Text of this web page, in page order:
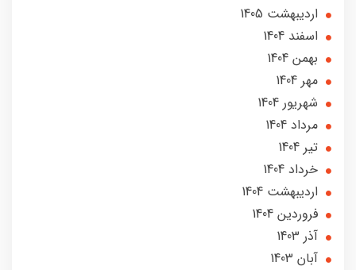
ارديبهشت 1405
اسفند 1404
بهمن 1404
مهر 1404
شهریور 1404
مرداد 1404
تير 1404
خرداد 1404
ارديبهشت 1404
فروردین 1404
آذر 1403
آبان 1403